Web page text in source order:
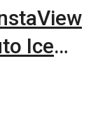
Ice